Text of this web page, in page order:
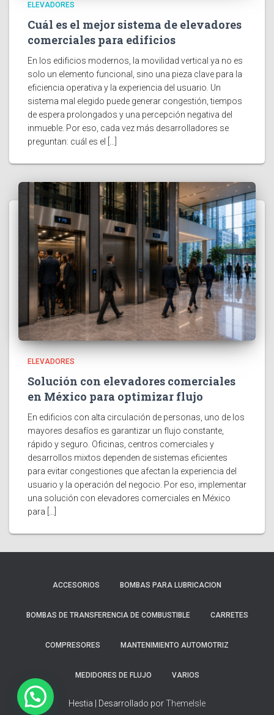
ELEVADORES
Cuál es el mejor sistema de elevadores
comerciales para edificios
En los edificios modernos, la movilidad vertical ya no es
solo un elemento funcional, sino una pieza clave para la
eficiencia operativa y la experiencia del usuario. Un
sistema mal elegido puede generar congestión, tiempos
de espera prolongados y una percepción negativa del
inmueble. Por eso, cada vez más desarrolladores se
preguntan: cuál es el […]
ELEVADORES
Solución con elevadores comerciales
en México para optimizar flujo
En edificios con alta circulación de personas, uno de los
mayores desafíos es garantizar un flujo constante,
rápido y seguro. Oficinas, centros comerciales y
desarrollos mixtos dependen de sistemas eficientes
para evitar congestiones que afectan la experiencia del
usuario y la operación del negocio. Por eso, implementar
una solución con elevadores comerciales en México
para […]
ACCESORIOS BOMBAS PARA LUBRICACION
BOMBAS DE TRANSFERENCIA DE COMBUSTIBLE CARRETES
COMPRESORES MANTENIMIENTO AUTOMOTRIZ
MEDIDORES DE FLUJO VARIOS
Hestia | Desarrollado porThemeIsle